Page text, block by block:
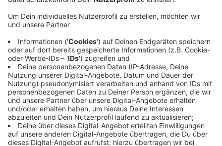
Anzeige
Sie hat für heute zu einer neuen Demo vor dem
Alfterer Rathaus aufgerufen, wo der Stadtrat um 18
Uhr zusammenkommt. Die Hauptkritik: Die Bürger
fühlten sich von der Politik nicht ernst genommen.
Auch ihr Begehren für die Abwahl von Bürgermeister
Schumacher treibt die Initiative weiter voran. Der
hatte Mitte November angekündigt, die Grundsteuer
statt auf 1500 Hebepunkte auf maximal 995 erhöhen